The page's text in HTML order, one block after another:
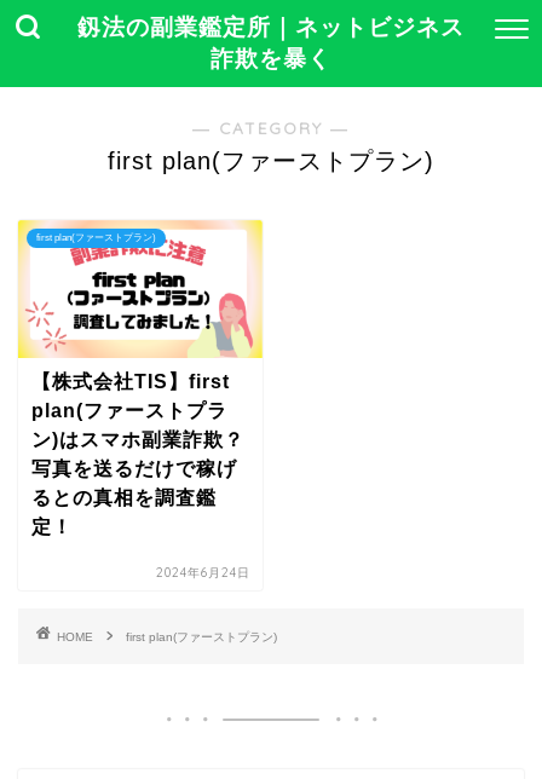
釼法の副業鑑定所｜ネットビジネス
詐欺を暴く
― CATEGORY ―
first plan(ファーストプラン)
first plan(ファーストプラン)
【株式会社TIS】first
plan(ファーストプラ
ン)はスマホ副業詐欺？
写真を送るだけで稼げ
るとの真相を調査鑑
定！
2024年6月24日
HOME first plan(ファーストプラン)